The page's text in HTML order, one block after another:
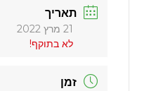
תאריך
21 מרץ 2022
לא בתוקף!
זמן